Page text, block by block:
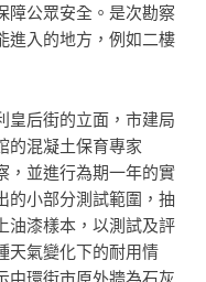
障公眾安全。是次勘察
進入的地方，例如二樓
皇后街的立面，市建局
的混凝土保育專家
，並進行為期一年的實
的小部分測試範圍，抽
油漆樣本，以測試及評
天氣變化下的耐用情